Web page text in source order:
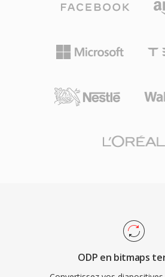
ODP en bitmaps